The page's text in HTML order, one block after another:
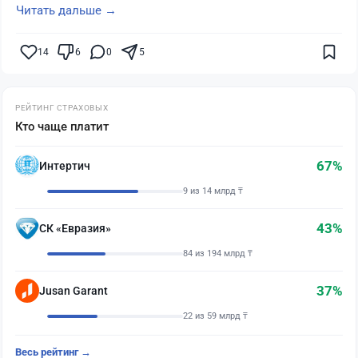
Читать дальше →
14 6 0 5
РЕЙТИНГ СТРАХОВЫХ
Кто чаще платит
Интертич 67%
9 из 14 млрд ₸
СК «Евразия» 43%
84 из 194 млрд ₸
Jusan Garant 37%
22 из 59 млрд ₸
Весь рейтинг →